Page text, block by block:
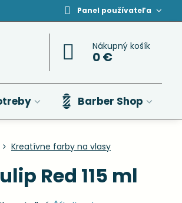
Panel používateľa
Nákupný košík
0 €
Barber Shop
Kreatívne farby na vlasy
Red 115 ml